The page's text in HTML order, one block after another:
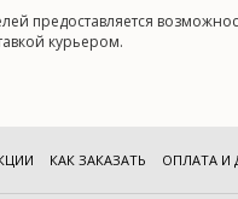
предоставляется
курьером.
КАК ЗАКАЗАТЬ ОПЛАТА И